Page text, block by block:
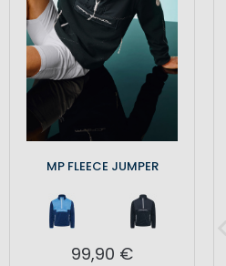
MP FLEECE JUMPER
99,90 €